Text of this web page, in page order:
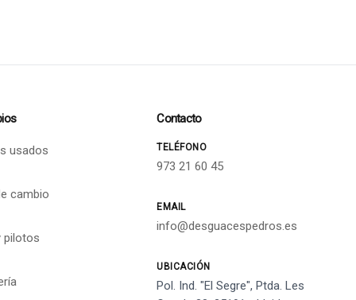
usados
cambio
pilotos
Contacto
TELÉFONO
973 21 60 45
EMAIL
info@desguacespedros.es
UBICACIÓN
Pol. Ind. "El Segre", Ptda. Les